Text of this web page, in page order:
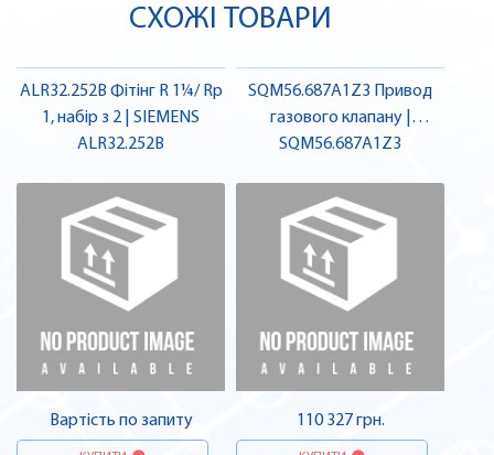
СХОЖІ ТОВАРИ
ALR32.252B Фітінг R 1¼/ Rp
1, набір з 2 | SIEMENS
ALR32.252B
Вартість по запиту
SQM56.687A1Z3 Привод
газового клапану |
SIEMENS
SQM56.687A1Z3
110 327 грн.